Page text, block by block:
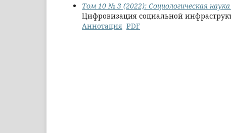
Том 10 № 3 (2022): Социологическая
Цифровизация социальной
Аннотация PDF